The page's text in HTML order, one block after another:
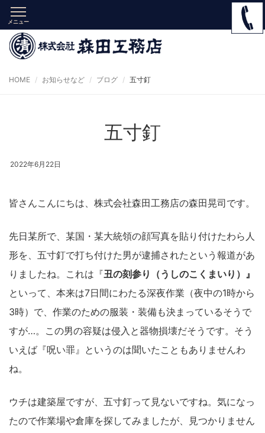
メニュー
HOME お知らせなど ブログ 五寸釘
五寸釘
2022年6月22日
皆さんこんにちは、株式会社森田工務店の森田晃司です。
先日某所で、某国・某大統領の顔写真を貼り付けたわら人
形を、五寸釘で打ち付けた男が逮捕されたという報道があ
りましたね。これは『丑の刻参り（うしのこくまいり）』
といって、本来は7日間にわたる深夜作業（夜中の1時から
3時）で、作業のための服装・装備も決まっているそうで
すが…。この男の容疑は侵入と器物損壊だそうです。そう
いえば『呪い罪』というのは聞いたこともありませんわ
ね。
ウチは建築屋ですが、五寸釘って見ないですね。気になっ
たので作業場や倉庫を探してみましたが、見つかりません